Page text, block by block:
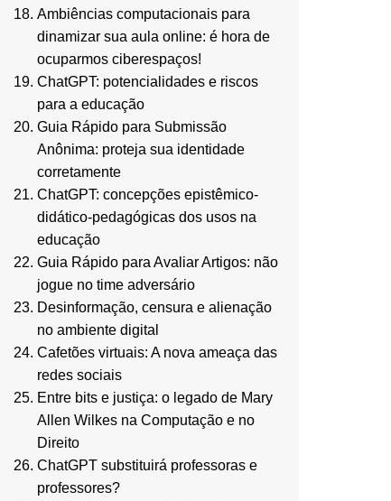
Ambiências computacionais para
dinamizar sua aula online: é hora de
ocuparmos ciberespaços!
ChatGPT: potencialidades e riscos
para a educação
Guia Rápido para Submissão
Anônima: proteja sua identidade
corretamente
ChatGPT: concepções epistêmico-
didático-pedagógicas dos usos na
educação
Guia Rápido para Avaliar Artigos: não
jogue no time adversário
Desinformação, censura e alienação
no ambiente digital
Cafetões virtuais: A nova ameaça das
redes sociais
Entre bits e justiça: o legado de Mary
Allen Wilkes na Computação e no
Direito
ChatGPT substituirá professoras e
professores?